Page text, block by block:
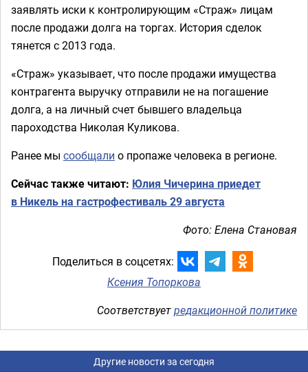
заявлять иски к контролирующим «Страж» лицам
после продажи долга на торгах. История сделок
тянется с 2013 года.
«Страж» указывает, что после продажи имущества
контрагента выручку отправили не на погашение
долга, а на личный счет бывшего владельца
пароходства Николая Куликова.
Ранее мы сообщали о пропаже человека в регионе.
Сейчас также читают: Юлия Чичерина приедет
в Никель на гастрофестиваль 29 августа
Фото: Елена Становая
Поделиться в соцсетях:
Ксения Топоркова
Соответствуетредакционной политике
Другие новости за сегодня